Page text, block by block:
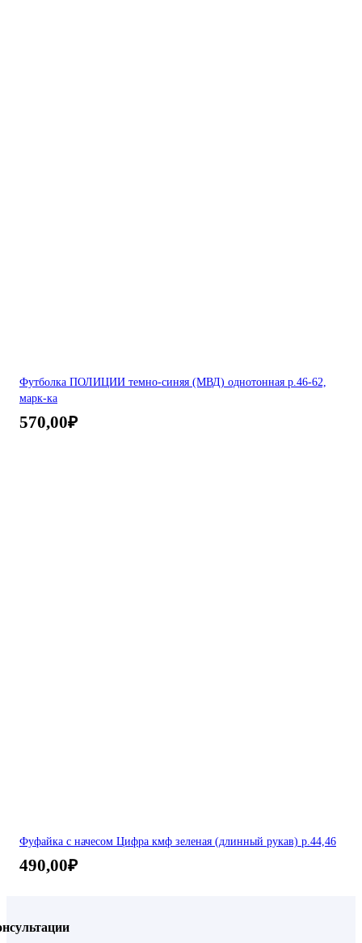
Футболка ПОЛИЦИИ темно-синяя (МВД) однотонная р.46-62,
марк-ка
570,00₽
Фуфайка с начесом Цифра кмф зеленая (длинный рукав) р.44,46
490,00₽